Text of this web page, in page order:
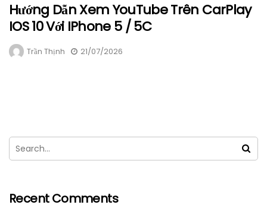
Hướng Dẫn Xem YouTube Trên CarPlay
IOS 10 Với IPhone 5 / 5C
Trần Thịnh 21/07/2026
Recent Comments